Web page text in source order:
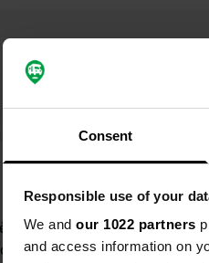
Consent
Responsible use of your
We and our 1022 partners
and access information on
carino, situato in una
vicino a un lago. Ci sono